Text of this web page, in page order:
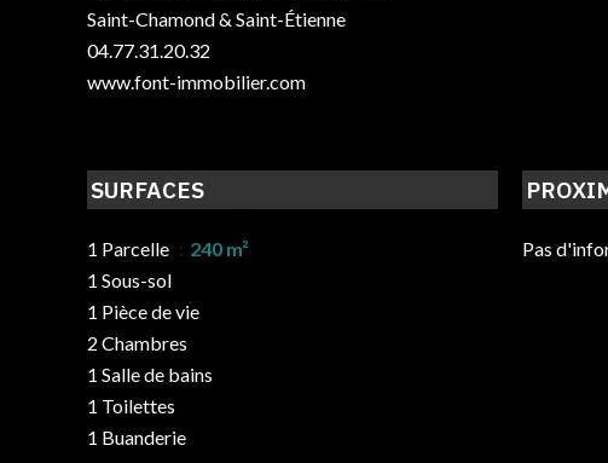
Saint-Chamond & Saint-Étienne
04.77.31.20.32
www.font-immobilier.com
SURFACES
1 Parcelle
240 m²
1 Sous-sol
1 Pièce de vie
2 Chambres
1 Salle de bains
1 Toilettes
1 Buanderie
Pas